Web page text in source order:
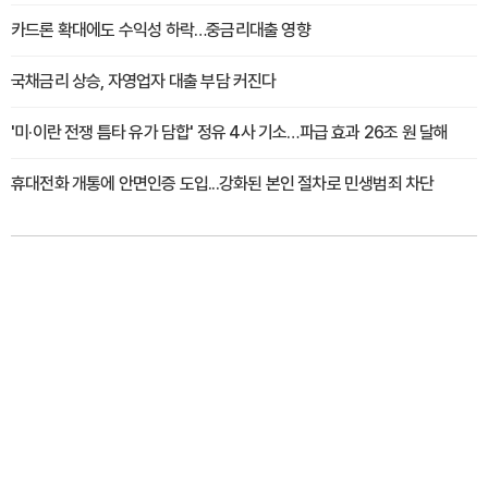
카드론 확대에도 수익성 하락…중금리대출 영향
국채금리 상승, 자영업자 대출 부담 커진다
'미·이란 전쟁 틈타 유가 담합' 정유 4사 기소…파급 효과 26조 원 달해
휴대전화 개통에 안면인증 도입...강화된 본인 절차로 민생범죄 차단